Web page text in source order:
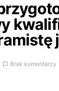
Brak komentarzy